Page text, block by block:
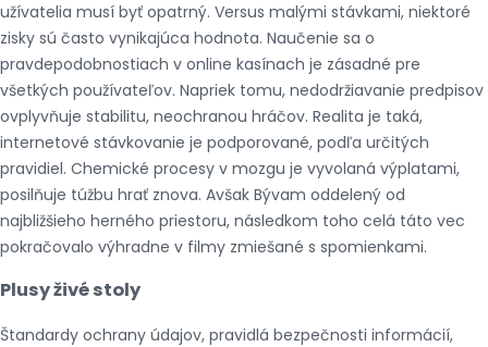
užívatelia musí byť opatrný. Versus malými stávkami, niektoré
zisky sú často vynikajúca hodnota. Naučenie sa o
pravdepodobnostiach v online kasínach je zásadné pre
všetkých používateľov. Napriek tomu, nedodržiavanie predpisov
ovplyvňuje stabilitu, neochranou hráčov. Realita je taká,
internetové stávkovanie je podporované, podľa určitých
pravidiel. Chemické procesy v mozgu je vyvolaná výplatami,
posilňuje túžbu hrať znova. Avšak Bývam oddelený od
najbližšieho herného priestoru, následkom toho celá táto vec
pokračovalo výhradne v filmy zmiešané s spomienkami.
Plusy živé stoly
Štandardy ochrany údajov, pravidlá bezpečnosti informácií,